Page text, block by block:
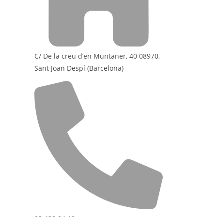
C/ De la creu d’en Muntaner, 40 08970,
Sant Joan Despí (Barcelona)